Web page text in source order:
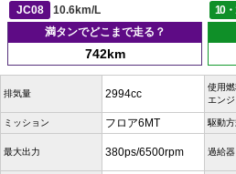
JC08
10.6km/L 10
満タンでどこまで走る？
742km
排気量 2994cc
使用
エンジ
ミッション フロア6MT 駆動
最大出力 380ps/6500rpm 過給器